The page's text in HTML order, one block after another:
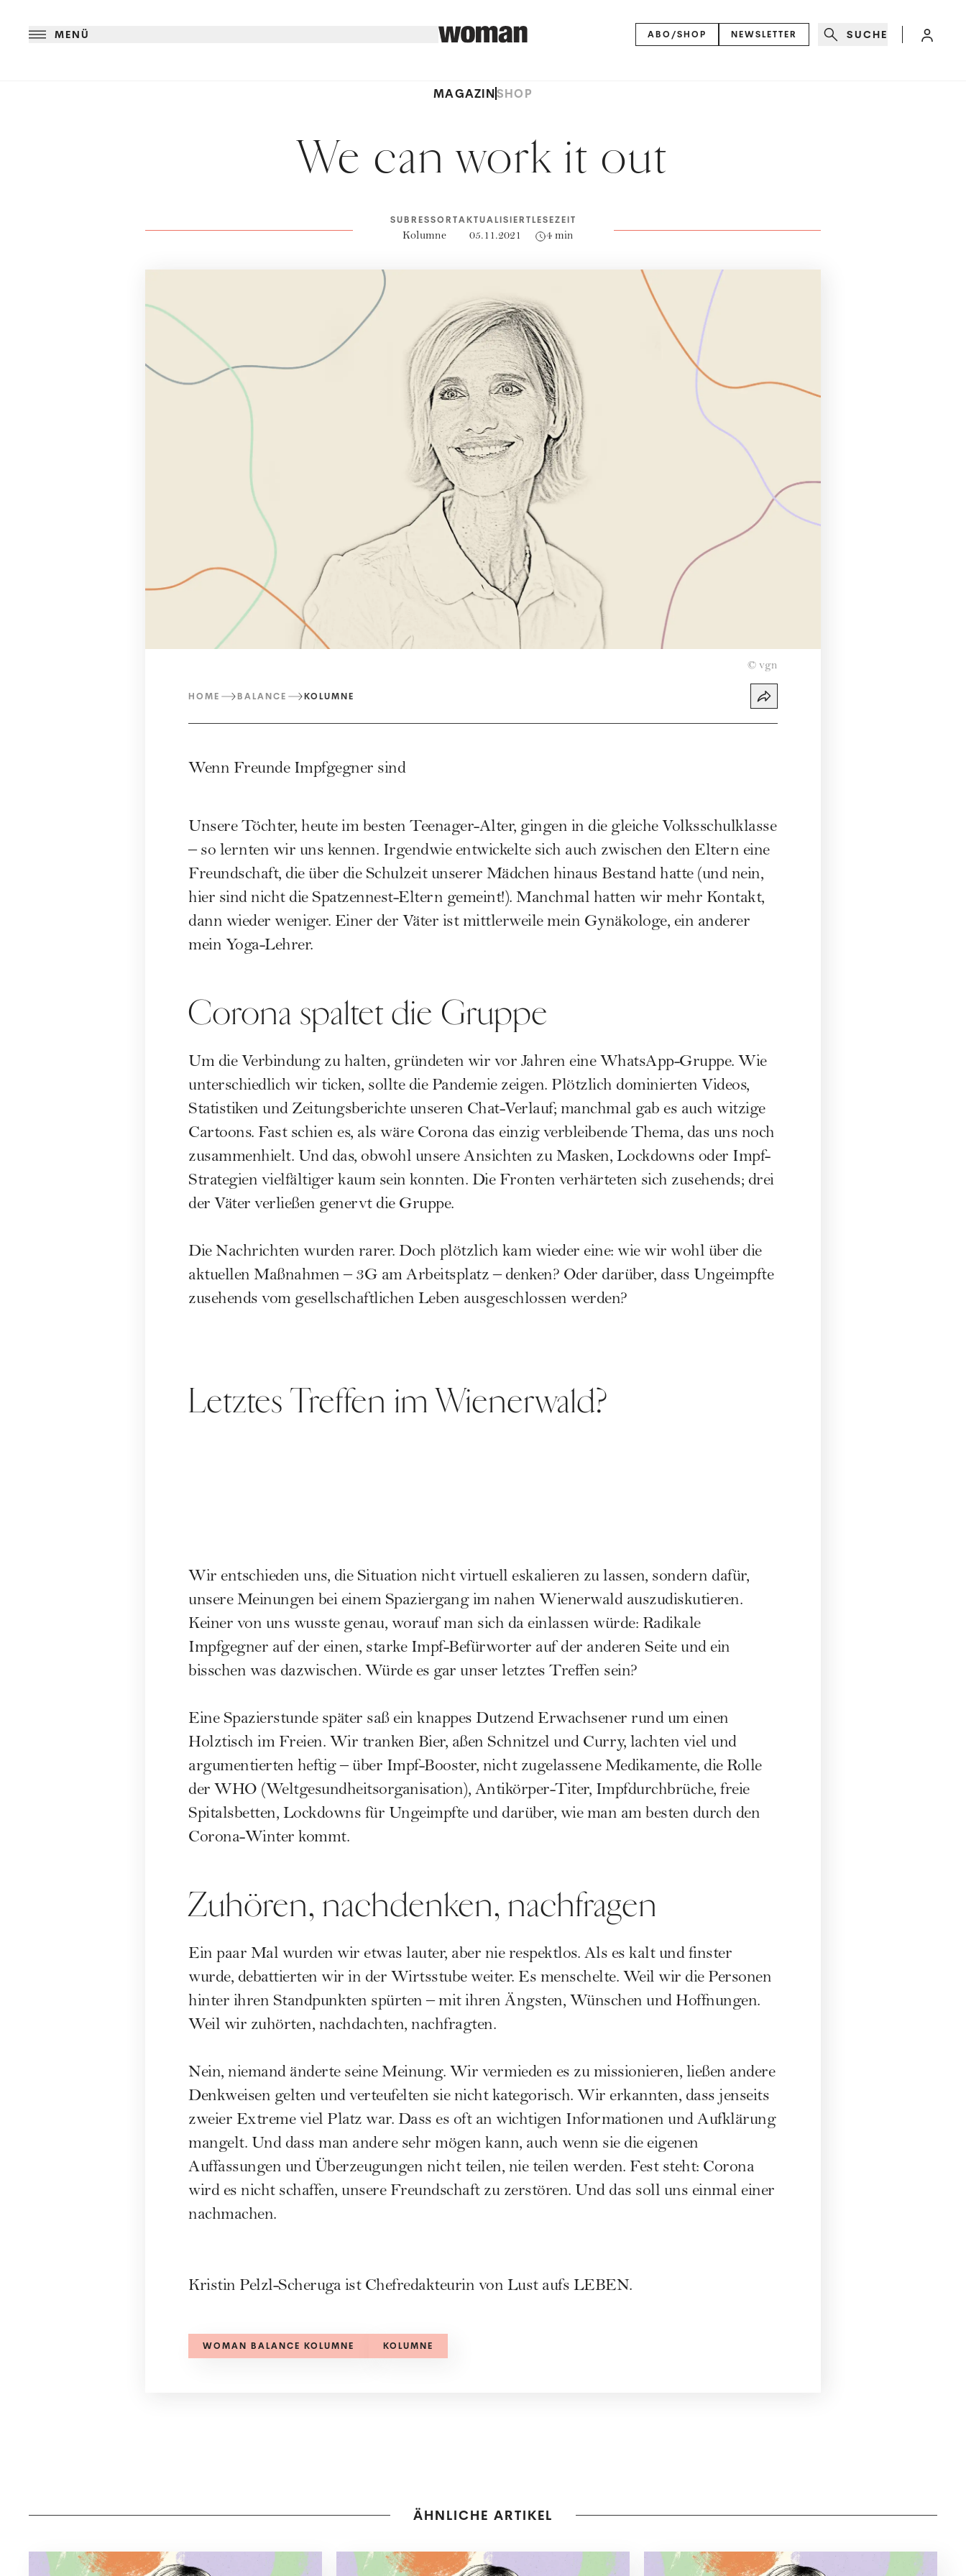
MENÜ ABO/SHOP NEWSLETTER SUCHE
MAGAZINSHOP
We can work it out
SUBRESSORT
Kolumne
AKTUALISIERT
05.11.2021
LESEZEIT
4 min
© vgn
HOME BALANCE KOLUMNE
Wenn Freunde Impfgegner sind
Unsere Töchter, heute im besten Teenager-Alter, gingen in die gleiche Volksschulklasse
– so lernten wir uns kennen. Irgendwie entwickelte sich auch zwischen den Eltern eine
Freundschaft, die über die Schulzeit unserer Mädchen hinaus Bestand hatte (und nein,
hier sind nicht die Spatzennest-Eltern gemeint!). Manchmal hatten wir mehr Kontakt,
dann wieder weniger. Einer der Väter ist mittlerweile mein Gynäkologe, ein anderer
mein Yoga-Lehrer.
Corona spaltet die Gruppe
Um die Verbindung zu halten, gründeten wir vor Jahren eine WhatsApp-Gruppe. Wie
unterschiedlich wir ticken, sollte die Pandemie zeigen. Plötzlich dominierten Videos,
Statistiken und Zeitungsberichte unseren Chat-Verlauf; manchmal gab es auch witzige
Cartoons. Fast schien es, als wäre Corona das einzig verbleibende Thema, das uns noch
zusammenhielt. Und das, obwohl unsere Ansichten zu Masken, Lockdowns oder Impf-
Strategien vielfältiger kaum sein konnten. Die Fronten verhärteten sich zusehends; drei
der Väter verließen genervt die Gruppe.
Die Nachrichten wurden rarer. Doch plötzlich kam wieder eine: wie wir wohl über die
aktuellen Maßnahmen – 3G am Arbeitsplatz – denken? Oder darüber, dass Ungeimpfte
zusehends vom gesellschaftlichen Leben ausgeschlossen werden?
Letztes Treffen im Wienerwald?
Wir entschieden uns, die Situation nicht virtuell eskalieren zu lassen, sondern dafür,
unsere Meinungen bei einem Spaziergang im nahen Wienerwald auszudiskutieren.
Keiner von uns wusste genau, worauf man sich da einlassen würde: Radikale
Impfgegner auf der einen, starke Impf-Befürworter auf der anderen Seite und ein
bisschen was dazwischen. Würde es gar unser letztes Treffen sein?
Eine Spazierstunde später saß ein knappes Dutzend Erwachsener rund um einen
Holztisch im Freien. Wir tranken Bier, aßen Schnitzel und Curry, lachten viel und
argumentierten heftig – über Impf-Booster, nicht zugelassene Medikamente, die Rolle
der WHO (Weltgesundheitsorganisation), Antikörper-Titer, Impfdurchbrüche, freie
Spitalsbetten, Lockdowns für Ungeimpfte und darüber, wie man am besten durch den
Corona-Winter kommt.
Zuhören, nachdenken, nachfragen
Ein paar Mal wurden wir etwas lauter, aber nie respektlos. Als es kalt und finster
wurde, debattierten wir in der Wirtsstube weiter. Es menschelte. Weil wir die Personen
hinter ihren Standpunkten spürten – mit ihren Ängsten, Wünschen und Hoffnungen.
Weil wir zuhörten, nachdachten, nachfragten.
Nein, niemand änderte seine Meinung. Wir vermieden es zu missionieren, ließen andere
Denkweisen gelten und verteufelten sie nicht kategorisch. Wir erkannten, dass jenseits
zweier Extreme viel Platz war. Dass es oft an wichtigen Informationen und Aufklärung
mangelt. Und dass man andere sehr mögen kann, auch wenn sie die eigenen
Auffassungen und Überzeugungen nicht teilen, nie teilen werden. Fest steht: Corona
wird es nicht schaffen, unsere Freundschaft zu zerstören. Und das soll uns einmal einer
nachmachen.
Kristin Pelzl-Scheruga ist Chefredakteurin von Lust aufs LEBEN.
WOMAN BALANCE KOLUMNE KOLUMNE
ÄHNLICHE ARTIKEL